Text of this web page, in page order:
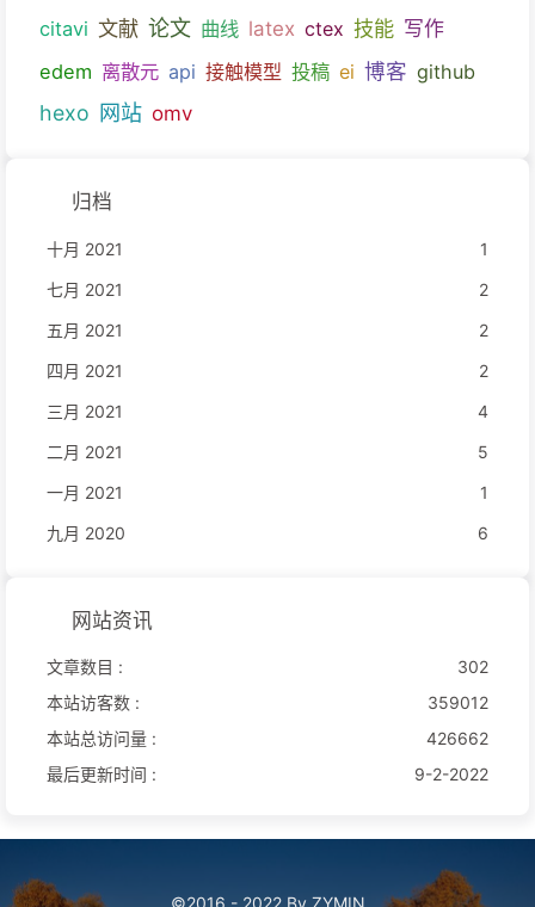
citavi 文献 论文 曲线 latex ctex 技能 写作
edem 离散元 api 接触模型 投稿 ei 博客 github
hexo 网站 omv
归档
十月 2021
1
七月 2021
2
五月 2021
2
四月 2021
2
三月 2021
4
二月 2021
5
一月 2021
1
九月 2020
6
网站资讯
文章数目 :
302
本站访客数 :
359012
本站总访问量 :
426662
最后更新时间 :
9-2-2022
©2016 - 2022 By ZYMIN